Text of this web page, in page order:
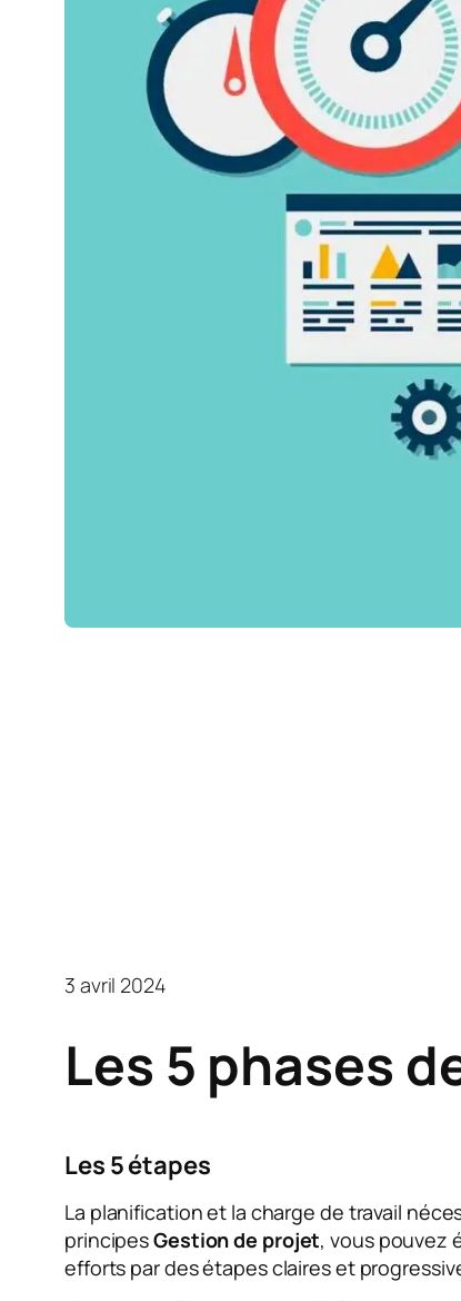
3 avril 2024
Les 5 phases
Les 5 étapes
La planification et la charge de travail
principesGestion de projet, vous pouvez
efforts par des étapes claires et